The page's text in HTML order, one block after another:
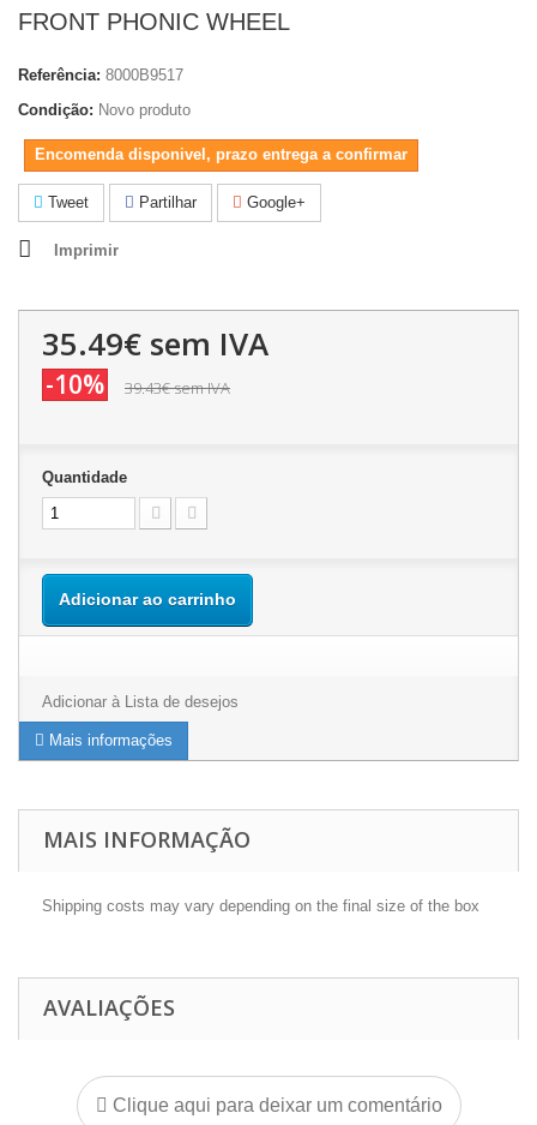
FRONT PHONIC WHEEL
Referência: 8000B9517
Condição: Novo produto
Encomenda disponivel, prazo entrega a confirmar
Tweet Partilhar Google+
Imprimir
35.49€ sem IVA
-10% 39.43€sem IVA
Quantidade
Adicionar ao carrinho
Adicionar à Lista de desejos
Mais informações
MAIS INFORMAÇÃO
Shipping costs may vary depending on the final size of the box
AVALIAÇÕES
Clique aqui para deixar um comentário